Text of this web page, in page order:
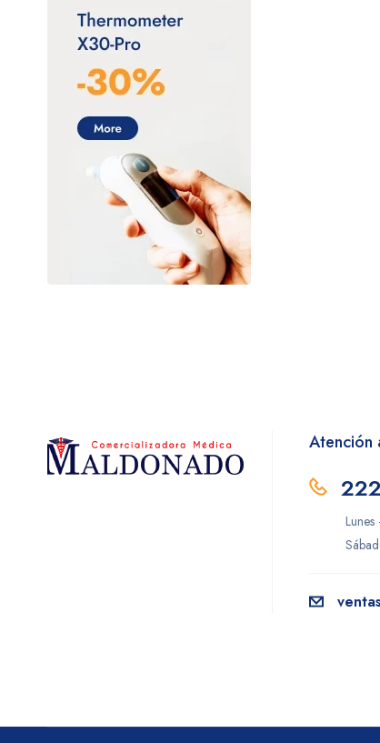
Bruluagsa
Bruluart
Checkatek
CSL Behring
Dilon diagnostics
DL (Denti Lab)
Homecare
Instituto Bioclon
OMROM
Atención